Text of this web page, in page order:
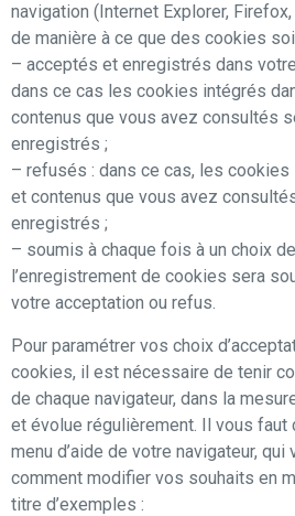
navigation (Internet Explorer,
de manière à ce que des cookies
– acceptés et enregistrés dans
dans ce cas les cookies intégrés
contenus que vous avez consultés
enregistrés ;
– refusés : dans ce cas, les
et contenus que vous avez
enregistrés ;
– soumis à chaque fois à un choix
l’enregistrement de cookies sera
votre acceptation ou refus.
Pour paramétrer vos choix
cookies, il est nécessaire de tenir
de chaque navigateur, dans la
et évolue régulièrement. Il vous faut
menu d’aide de votre navigateur,
comment modifier vos souhaits en
titre d’exemples :